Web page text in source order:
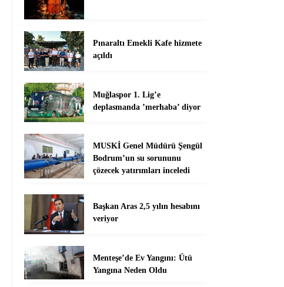
Pınaraltı Emekli Kafe hizmete
açıldı
Muğlaspor 1. Lig’e
deplasmanda ’merhaba’ diyor
MUSKİ Genel Müdürü Şengül
Bodrum’un su sorununu
çözecek yatırımları inceledi
Başkan Aras 2,5 yılın hesabını
veriyor
Menteşe’de Ev Yangını: Ütü
Yangına Neden Oldu